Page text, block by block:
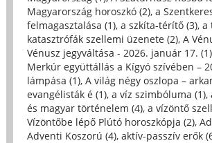
Magyarország horoszkó (2), a
felmagasztalása (1), a szkíta-térítő (3), a
katasztrófák szellemi üzenete (2), A
Vénusz jegyváltása - 2026. január 17. (1)
Merkúr együttállás a Kígyó szívében –
lámpása (1), A világ négy oszlopa –
evangélisták é (1), a víz szimbóluma (1),
és magyar történelem (4), a vízöntő
Vízöntőbe lépő Plútó horoszkópja (2),
Adventi Koszorú (4), aktív-passzív erők